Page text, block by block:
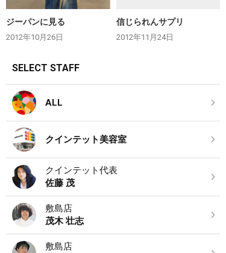
ジーパンに見る
2012年10月26日
信じられんサプリ
2012年11月24日
SELECT STAFF
ALL
クインテット美容室
クインテット代表
佐藤 茂
敷島店
茂木 壮志
敷島店